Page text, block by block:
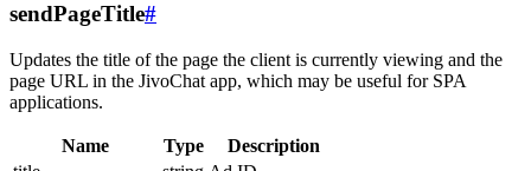
sendPageTitle#
Updates the title of the page the client is currently viewing and the
page URL in the JivoChat app, which may be useful for SPA
applications.
Name Type
Description